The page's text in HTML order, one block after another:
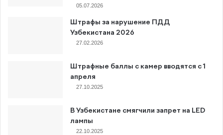
05.07.2026
Штрафы за нарушение ПДД
Узбекистана 2026
27.02.2026
Штрафные баллы с камер вводятся с 1
апреля
27.10.2025
В Узбекистане смягчили запрет на LED
лампы
22.10.2025